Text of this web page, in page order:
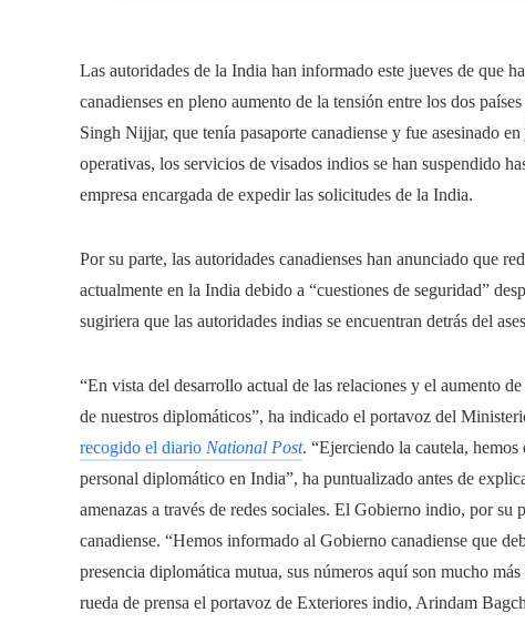
Las autoridades de la India han informado este jueves de que
canadienses en pleno aumento de la tensión entre los dos
Singh Nijjar, que tenía pasaporte canadiense y fue asesinado
operativas, los servicios de visados indios se han suspendido
empresa encargada de expedir las solicitudes de la India.
Por su parte, las autoridades canadienses han anunciado que
actualmente en la India debido a “cuestiones de seguridad”
sugiriera que las autoridades indias se encuentran detrás del
“En vista del desarrollo actual de las relaciones y el aumento
de nuestros diplomáticos”, ha indicado el portavoz del
recogido el diario National Post. “Ejerciendo la cautela,
personal diplomático en India”, ha puntualizado antes de
amenazas a través de redes sociales. El Gobierno indio, por
canadiense. “Hemos informado al Gobierno canadiense que
presencia diplomática mutua, sus números aquí son mucho
rueda de prensa el portavoz de Exteriores indio, Arindam